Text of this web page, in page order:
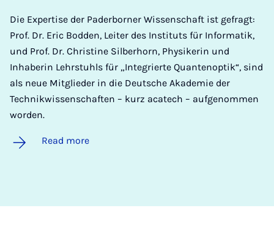
Die Expertise der Paderborner Wissenschaft ist gefragt:
Prof. Dr. Eric Bodden, Leiter des Instituts für Informatik,
und Prof. Dr. Christine Silberhorn, Physikerin und
Inhaberin Lehrstuhls für „Integrierte Quantenoptik“, sind
als neue Mitglieder in die Deutsche Akademie der
Technikwissenschaften – kurz acatech – aufgenommen
worden.
Read more